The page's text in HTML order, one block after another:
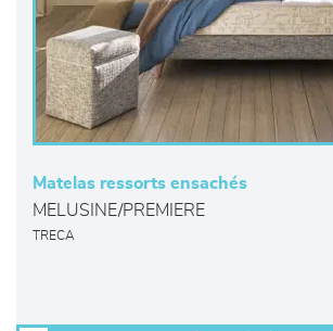
Matelas ressorts ensachés
MELUSINE/PREMIERE
TRECA